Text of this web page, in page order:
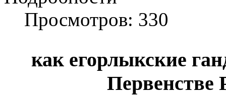
Просмотров: 330
как егорлыкские
Первенстве